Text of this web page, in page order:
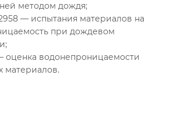
методом дождя;
— испытания материалов на
при дождевом
оценка водонепроницаемости
материалов.